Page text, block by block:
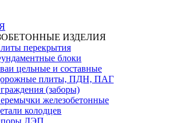
ИЗДЕЛИЯ
перекрытия
блоки
цельные и составные
плиты, ПДН, ПАГ
(заборы)
железобетонные
колодцев
ЛЭП